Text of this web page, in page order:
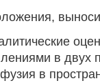
в двух
в